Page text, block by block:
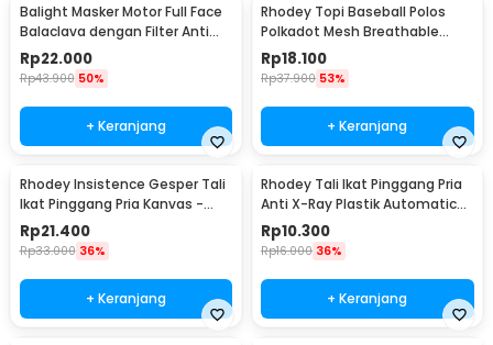
Balight Masker Motor Full Face
Balaclava dengan Filter Anti
Debu - CISE
Rp22.000
Rp43.900 50%
+ Keranjang
Rhodey Topi Baseball Polos
Polkadot Mesh Breathable
Katun Poliester - MZ237
Rp18.100
Rp37.900 53%
+ Keranjang
Rhodey Insistence Gesper Tali
Ikat Pinggang Pria Kanvas -
2008
Rp21.400
Rp33.000 36%
+ Keranjang
Rhodey Tali Ikat Pinggang Pria
Anti X-Ray Plastik Automatic
Buckle - 899
Rp10.300
Rp16.000 36%
+ Keranjang